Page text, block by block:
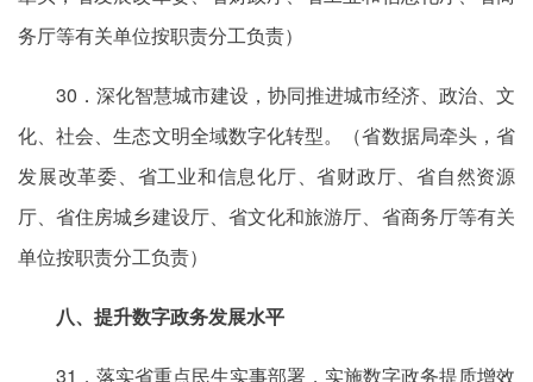
务厅等有关单位按职责分工负责）
30．深化智慧城市建设，协同推进城市经济、政治、文
化、社会、生态文明全域数字化转型。（省数据局牵头，省
发展改革委、省工业和信息化厅、省财政厅、省自然资源
厅、省住房城乡建设厅、省文化和旅游厅、省商务厅等有关
单位按职责分工负责）
八、提升数字政务发展水平
31．落实省重点民生实事部署，实施数字政务提质增效